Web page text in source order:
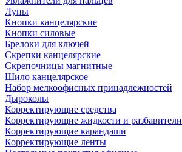
Лупы
Кнопки канцелярские
Кнопки силовые
Брелоки для ключей
Скрепки канцелярские
Скрепочницы магнитные
Шило канцелярское
Набор мелкоофисных принадлежностей
Дыроколы
Корректирующие средства
Корректирующие жидкости и разбавители
Корректирующие карандаши
Корректирующие ленты